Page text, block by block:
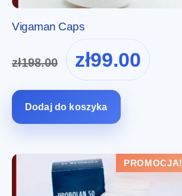
Vigaman Caps
zł198.00
Pierwotna
cena
wynosiła:
zł99.00
cena
Dodaj do koszyka
PROMOCJA!